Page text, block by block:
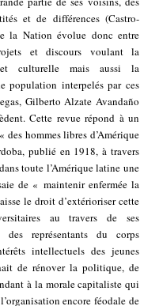
et de différences (Castro-
la Nation évolue donc entre
et discours voulant la
culturelle mais aussi la
population interpelés par ces
Gilberto Alzate Avandaño
Cette revue répond à un
des hommes libres d’Amérique
publié en 1918, à travers
toute l’Amérique latine une
de « maintenir enfermée la
le droit d’extérioriser cette
au travers de ses
représentants du corps
intellectuels des jeunes
de rénover la politique, de
à la morale capitaliste qui
encore féodale de